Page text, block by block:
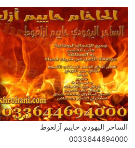
الساحر اليهودي حاييم آزلغوط
0033644694000